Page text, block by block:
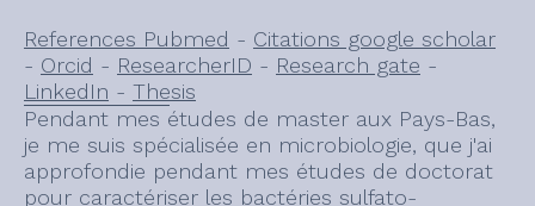
References Pubmed - Citations google scholar
- Orcid - ResearcherID - Research gate -
LinkedIn - Thesis
Pendant mes études de master aux Pays-Bas,
je me suis spécialisée en microbiologie, que j'ai
approfondie pendant mes études de doctorat
pour caractériser les bactéries sulfato-